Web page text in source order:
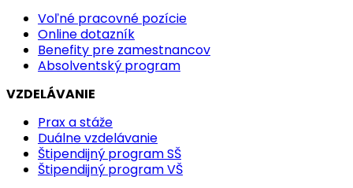
Voľné pracovné pozície
Online dotazník
Benefity pre zamestnancov
Absolventský program
VZDELÁVANIE
Prax a stáže
Duálne vzdelávanie
Štipendijný program SŠ
Štipendijný program VŠ